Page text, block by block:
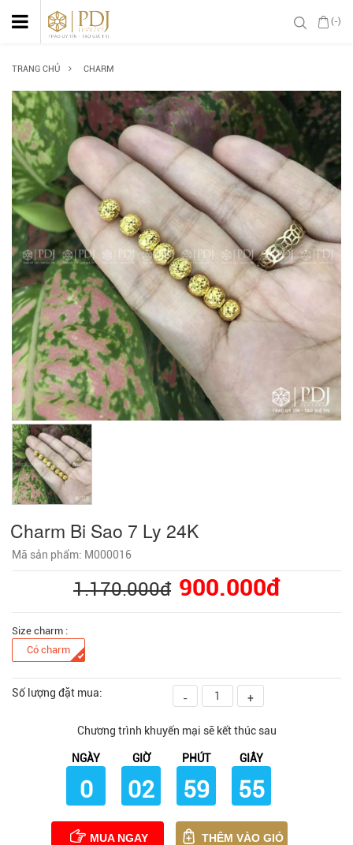
(-)
TRANG CHỦ CHARM
Charm Bi Sao 7 Ly 24K
Mã sản phẩm: M000016
1.170.000đ 900.000đ
Size charm :
Có charm
Số lượng đặt mua: - +
Chương trình khuyến mại sẽ kết thúc sau
NGÀY
0
GIỜ
02
PHÚT
59
GIÂY
54
MUA NGAY THÊM VÀO GIỎ